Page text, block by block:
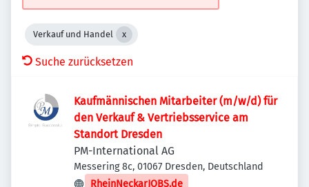
Verkauf und Handel
Suche zurücksetzen
Kaufmännischen Mitarbeiter (m/w/d) für
den Verkauf & Vertriebsservice am
Standort Dresden
PM-International AG
Messering 8c, 01067 Dresden, Deutschland
RheinNeckarJOBS.de